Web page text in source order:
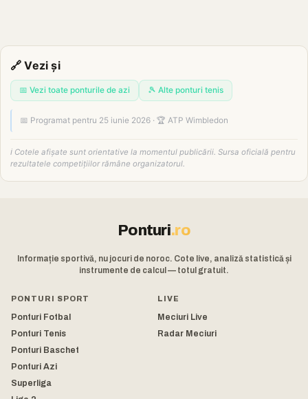
🔗 Vezi și
📅 Vezi toate ponturile de azi 🎾 Alte ponturi tenis
📅 Programat pentru 25 iunie 2026 · 🏆 ATP Wimbledon
ℹ️ Cotele afișate sunt orientative la momentul publicării. Sursa oficială pentru
rezultatele competițiilor rămâne organizatorul.
Ponturi.ro
Informație sportivă, nu jocuri de noroc. Cote live, analiză statistică și
instrumente de calcul — totul gratuit.
PONTURI SPORT
Ponturi Fotbal
Ponturi Tenis
Ponturi Baschet
Ponturi Azi
Superliga
LIVE
Meciuri Live
Radar Meciuri